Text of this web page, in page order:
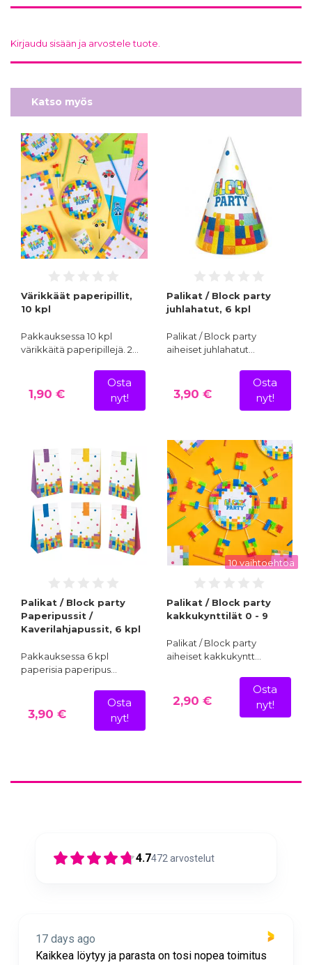
Kirjaudu sisään ja arvostele tuote.
Katso myös
Värikkäät paperipillit,
10 kpl
Pakkauksessa 10 kpl
värikkäitä paperipillejä. 2…
1,90 €
Osta
nyt!
Palikat / Block party
juhlahatut, 6 kpl
Palikat / Block party
aiheiset juhlahatut…
3,90 €
Osta
nyt!
Palikat / Block party
Paperipussit /
Kaverilahjapussit, 6 kpl
Pakkauksessa 6 kpl
paperisia paperipus…
3,90 €
Osta
nyt!
10 vaihtoehtoa
Palikat / Block party
kakkukynttilät 0 - 9
Palikat / Block party
aiheiset kakkukyntt…
2,90 €
Osta
nyt!
4.7472 arvostelut
on tosi nopea toimitus
Nopea toimitus ja super